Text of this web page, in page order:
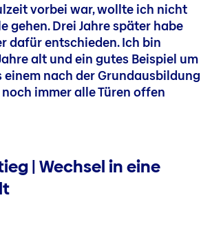
vorbei war, wollte ich nicht
gehen. Drei Jahre später habe
dafür entschieden. Ich bin
alt und ein gutes Beispiel um
einem nach der Grundausbildung
immer alle Türen offen
| Wechsel in eine